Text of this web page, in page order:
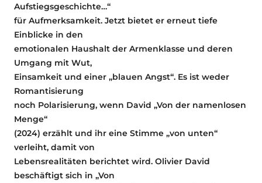
Aufstiegsgeschichte…“
für Aufmerksamkeit. Jetzt bietet er erneut tiefe
Einblicke in den
emotionalen Haushalt der Armenklasse und deren
Umgang mit Wut,
Einsamkeit und einer „blauen Angst“. Es ist weder
Romantisierung
noch Polarisierung, wenn David „Von der namenlosen
Menge“
(2024) erzählt und ihr eine Stimme „von unten“
verleiht, damit von
Lebensrealitäten berichtet wird. Olivier David
beschäftigt sich in „Von